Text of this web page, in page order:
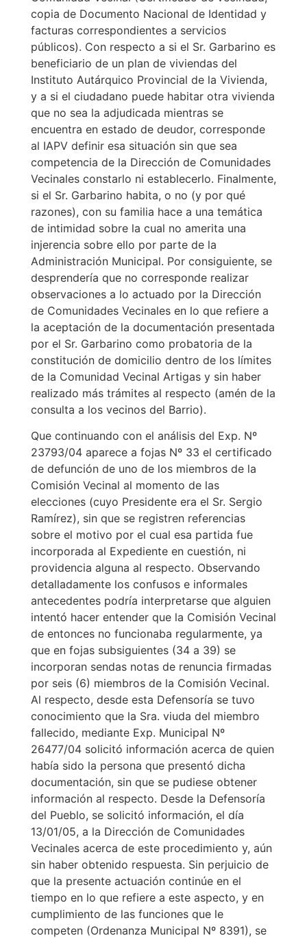
copia de Documento Nacional de Identidad y
facturas correspondientes a servicios
públicos). Con respecto a si el Sr. Garbarino es
beneficiario de un plan de viviendas del
Instituto Autárquico Provincial de la Vivienda,
y a si el ciudadano puede habitar otra vivienda
que no sea la adjudicada mientras se
encuentra en estado de deudor, corresponde
al IAPV definir esa situación sin que sea
competencia de la Dirección de Comunidades
Vecinales constarlo ni establecerlo. Finalmente,
si el Sr. Garbarino habita, o no (y por qué
razones), con su familia hace a una temática
de intimidad sobre la cual no amerita una
injerencia sobre ello por parte de la
Administración Municipal. Por consiguiente, se
desprendería que no corresponde realizar
observaciones a lo actuado por la Dirección
de Comunidades Vecinales en lo que refiere a
la aceptación de la documentación presentada
por el Sr. Garbarino como probatoria de la
constitución de domicilio dentro de los límites
de la Comunidad Vecinal Artigas y sin haber
realizado más trámites al respecto (amén de la
consulta a los vecinos del Barrio).
Que continuando con el análisis del Exp. Nº
23793/04 aparece a fojas Nº 33 el certificado
de defunción de uno de los miembros de la
Comisión Vecinal al momento de las
elecciones (cuyo Presidente era el Sr. Sergio
Ramírez), sin que se registren referencias
sobre el motivo por el cual esa partida fue
incorporada al Expediente en cuestión, ni
providencia alguna al respecto. Observando
detalladamente los confusos e informales
antecedentes podría interpretarse que alguien
intentó hacer entender que la Comisión Vecinal
de entonces no funcionaba regularmente, ya
que en fojas subsiguientes (34 a 39) se
incorporan sendas notas de renuncia firmadas
por seis (6) miembros de la Comisión Vecinal.
Al respecto, desde esta Defensoría se tuvo
conocimiento que la Sra. viuda del miembro
fallecido, mediante Exp. Municipal Nº
26477/04 solicitó información acerca de quien
había sido la persona que presentó dicha
documentación, sin que se pudiese obtener
información al respecto. Desde la Defensoría
del Pueblo, se solicitó información, el día
13/01/05, a la Dirección de Comunidades
Vecinales acerca de este procedimiento y, aún
sin haber obtenido respuesta. Sin perjuicio de
que la presente actuación continúe en el
tiempo en lo que refiere a este aspecto, y en
cumplimiento de las funciones que le
competen (Ordenanza Municipal Nº 8391), se